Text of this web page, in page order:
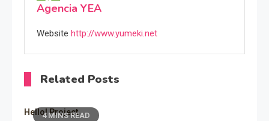
Agencia YEA
Website http://www.yumeki.net
Related Posts
4 MINS READ
Hello! Project